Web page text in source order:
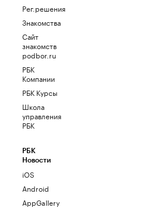
Рег.решения
Знакомства
Сайт
знакомств
podbor.ru
РБК
Компании
РБК Курсы
Школа
управления
РБК
РБК
Новости
iOS
Android
AppGallery